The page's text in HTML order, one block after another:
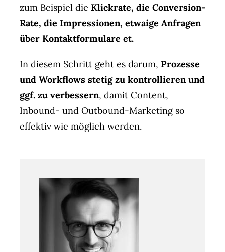
zum Beispiel die Klickrate, die Conversion-
Rate, die Impressionen, etwaige Anfragen
über Kontaktformulare et.
In diesem Schritt geht es darum, Prozesse
und Workflows stetig zu kontrollieren und
ggf. zu verbessern, damit Content,
Inbound- und Outbound-Marketing so
effektiv wie möglich werden.